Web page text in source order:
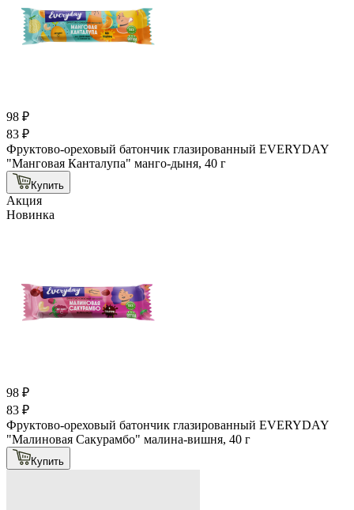
98 ₽
83 ₽
Фруктово-ореховый батончик глазированный EVERYDAY
"Манговая Канталупа" манго-дыня, 40 г
Купить
Акция
Новинка
98 ₽
83 ₽
Фруктово-ореховый батончик глазированный EVERYDAY
"Малиновая Сакурамбо" малина-вишня, 40 г
Купить